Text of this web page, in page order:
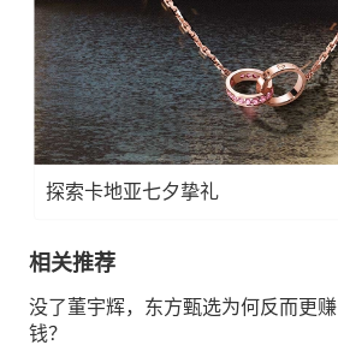
探索卡地亚七夕挚礼
相关推荐
没了董宇辉，东方甄选为何反而更赚
钱？